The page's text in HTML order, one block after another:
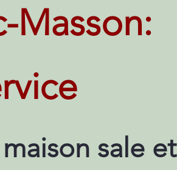
Masson:
sale et